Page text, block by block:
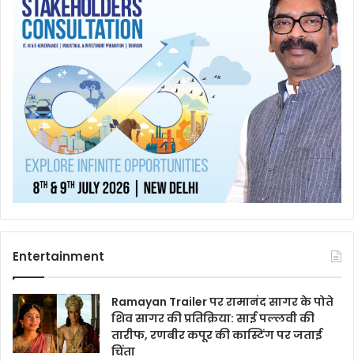
Entertainment
Ramayan Trailer पर रामानंद सागर के पोते
शिव सागर की प्रतिक्रिया: साई पल्लवी की
तारीफ, रणबीर कपूर की कास्टिंग पर जताई
चिंता